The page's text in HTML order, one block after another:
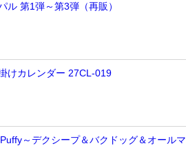
ル 第1弾～第3弾（再販）
けカレンダー 27CL-019
～デクシープ＆バクドッグ＆オールマ